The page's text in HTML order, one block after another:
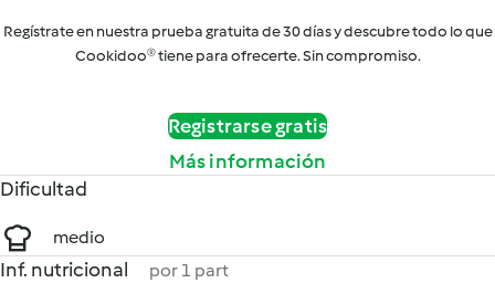
Regístrate en nuestra prueba gratuita de 30 días y descubre todo lo que
Cookidoo® tiene para ofrecerte. Sin compromiso.
Registrarse gratis
Más información
Dificultad
medio
Inf. nutricional por 1 part